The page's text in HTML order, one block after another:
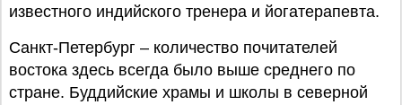
известного индийского тренера и йогатерапевта.
Санкт-Петербург – количество почитателей
востока здесь всегда было выше среднего по
стране. Буддийские храмы и школы в северной